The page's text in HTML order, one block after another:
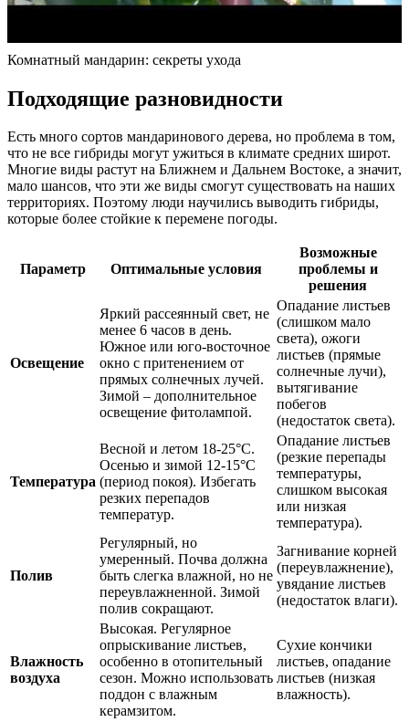
Комнатный мандарин: секреты ухода
Подходящие разновидности
Есть много сортов мандаринового дерева, но проблема в том,
что не все гибриды могут ужиться в климате средних широт.
Многие виды растут на Ближнем и Дальнем Востоке, а значит,
мало шансов, что эти же виды смогут существовать на наших
территориях. Поэтому люди научились выводить гибриды,
которые более стойкие к перемене погоды.
Параметр Оптимальные условия
Возможные
проблемы и
решения
Освещение
Яркий рассеянный свет, не
менее 6 часов в день.
Южное или юго-восточное
окно с притенением от
прямых солнечных лучей.
Зимой – дополнительное
освещение фитолампой.
Опадание листьев
(слишком мало
света), ожоги
листьев (прямые
солнечные лучи),
вытягивание
побегов
(недостаток света).
Температура
Весной и летом 18-25°C.
Осенью и зимой 12-15°C
(период покоя). Избегать
резких перепадов
температур.
Опадание листьев
(резкие перепады
температуры,
слишком высокая
или низкая
температура).
Полив
Регулярный, но
умеренный. Почва должна
быть слегка влажной, но не
переувлажненной. Зимой
полив сокращают.
Загнивание корней
(переувлажнение),
увядание листьев
(недостаток влаги).
Влажность
воздуха
Высокая. Регулярное
опрыскивание листьев,
особенно в отопительный
сезон. Можно использовать
поддон с влажным
керамзитом.
Сухие кончики
листьев, опадание
листьев (низкая
влажность).